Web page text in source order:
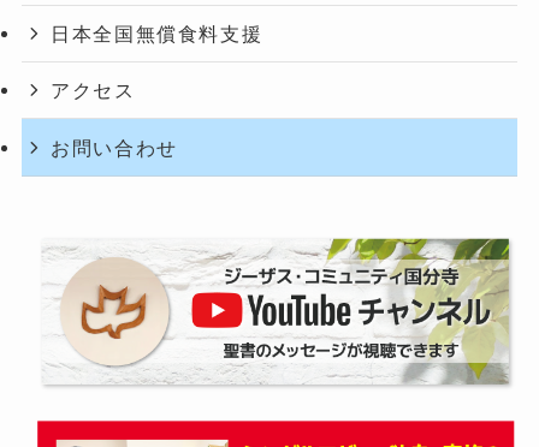
.
日本全国無償食料支援
アクセス
お問い合わせ